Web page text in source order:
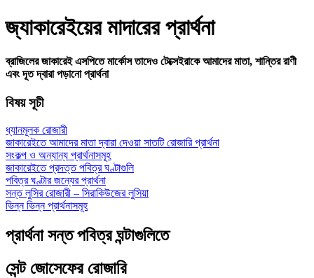
জ্যাকারেইয়ের মাদারের প্রার্থনা
ব্রাজিলের জাকারেই এসপিতে মার্কোস তাদেও টেক্সেইরাকে আমাদের মাতা, শান্তির রাণী
এবং দূত দ্বারা পড়ানো প্রার্থনা
বিষয় সূচী
ধ্যানমূলক রোজারী
জাকারেইতে আমাদের মাতা দ্বারা দেওয়া সাতটি রোজারি প্রার্থনা
সংকল্প ও অন্যান্য প্রার্থনাসমূহ
জাকারেইতে প্রদত্ত পবিত্র ঘণ্টাগুলি
পবিত্র ঘণ্টার জন্যের প্রার্থনা
সন্ত লুসির রোজারী – সিরাকিউজের লুসিয়া
ভিন্ন ভিন্ন প্রার্থনাসমূহ
প্রার্থনা সন্ত পবিত্র ঘন্টাগুলিতে
সেন্ট জোসেফের রোজারি